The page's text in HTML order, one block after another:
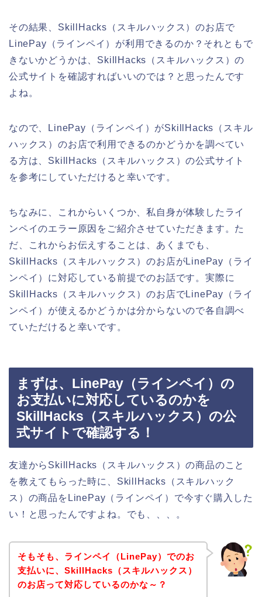
その結果、SkillHacks（スキルハックス）のお店で
LinePay（ラインペイ）が利用できるのか？それともで
きないかどうかは、SkillHacks（スキルハックス）の
公式サイトを確認すればいいのでは？と思ったんです
よね。
なので、LinePay（ラインペイ）がSkillHacks（スキル
ハックス）のお店で利用できるのかどうかを調べてい
る方は、SkillHacks（スキルハックス）の公式サイト
を参考にしていただけると幸いです。
ちなみに、これからいくつか、私自身が体験したライ
ンペイのエラー原因をご紹介させていただきます。た
だ、これからお伝えすることは、あくまでも、
SkillHacks（スキルハックス）のお店がLinePay（ライ
ンペイ）に対応している前提でのお話です。実際に
SkillHacks（スキルハックス）のお店でLinePay（ライ
ンペイ）が使えるかどうかは分からないので各自調べ
ていただけると幸いです。
まずは、LinePay（ラインペイ）の
お支払いに対応しているのかを
SkillHacks（スキルハックス）の公
式サイトで確認する！
友達からSkillHacks（スキルハックス）の商品のこと
を教えてもらった時に、SkillHacks（スキルハック
ス）の商品をLinePay（ラインペイ）で今すぐ購入した
い！と思ったんですよね。でも、、、。
そもそも、ラインペイ（LinePay）でのお
支払いに、SkillHacks（スキルハックス）
のお店って対応しているのかな～？